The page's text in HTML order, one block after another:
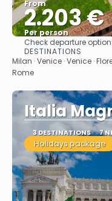
From
2.203 €
Per person
Check departure
DESTINATIONS
Milan · Venice · Venice ·
Rome
Italia
3 DESTINATIONS 7
Holidays package